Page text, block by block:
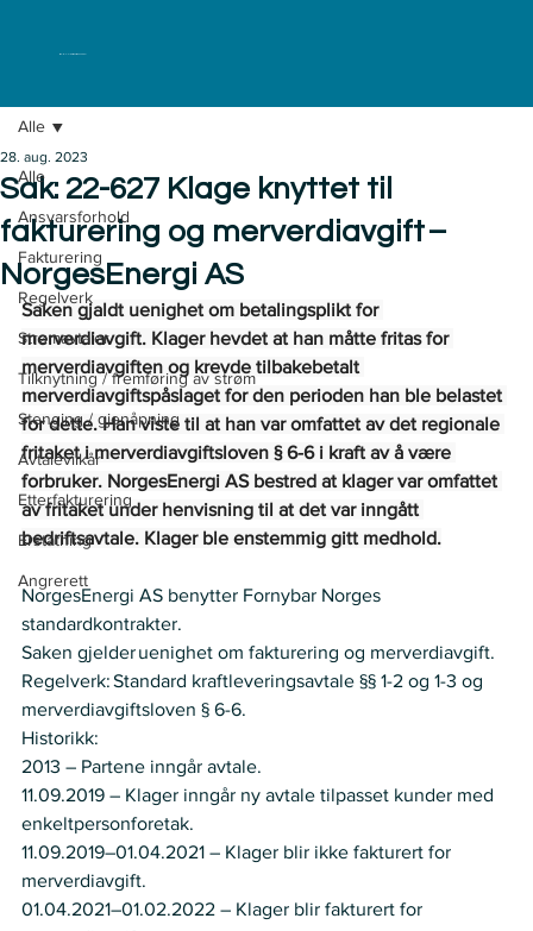
ELKLAGENEMNDA
Alle
Ansvarsforhold
Fakturering
Regelverk
Strømavtaler
Tilknytning / fremføring av strøm
Stenging / gjenåpning
Avtalevilkår
Etterfakturering
Erstatning
Angrerett
Alle
Sak: 22-627 Klage knyttet til
fakturering og merverdiavgift –
NorgesEnergi AS
28. aug. 2023
Saken gjaldt uenighet om betalingsplikt for
merverdiavgift. Klager hevdet at han måtte fritas for
merverdiavgiften og krevde tilbakebetalt
merverdiavgiftspåslaget for den perioden han ble belastet
for dette. Han viste til at han var omfattet av det regionale
fritaket i merverdiavgiftsloven § 6-6 i kraft av å være
forbruker. NorgesEnergi AS bestred at klager var omfattet
av fritaket under henvisning til at det var inngått
bedriftsavtale. Klager ble enstemmig gitt medhold.
NorgesEnergi AS benytter Fornybar Norges
standardkontrakter.
Saken gjelder uenighet om fakturering og merverdiavgift.
Regelverk: Standard kraftleveringsavtale §§ 1-2 og 1-3 og
merverdiavgiftsloven § 6-6.
Historikk:
2013 – Partene inngår avtale.
11.09.2019 – Klager inngår ny avtale tilpasset kunder med
enkeltpersonforetak.
11.09.2019–01.04.2021 – Klager blir ikke fakturert for
merverdiavgift.
01.04.2021–01.02.2022 – Klager blir fakturert for